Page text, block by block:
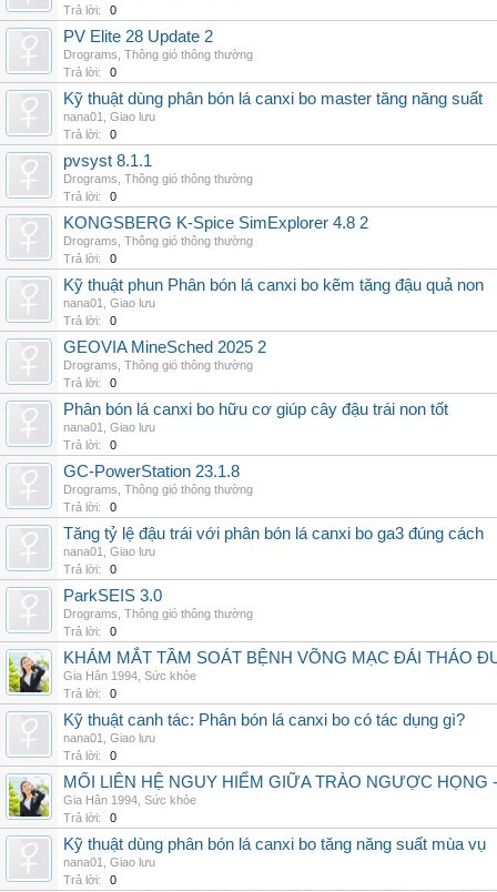
Trả lời:
0
PV Elite 28 Update 2
Drograms Thông gió thông thường
Trả lời:
0
Kỹ thuật dùng phân bón lá canxi bo master tăng năng suất
nana01
Giao lưu
Trả lời:
0
pvsyst 8.1.1
Drograms Thông gió thông thường
Trả lời:
0
KONGSBERG K-Spice SimExplorer 4.8 2
Drograms Thông gió thông thường
Trả lời:
0
Kỹ thuật phun Phân bón lá canxi bo kẽm tăng đậu quả non
nana01
Giao lưu
Trả lời:
0
GEOVIA MineSched 2025 2
Drograms Thông gió thông thường
Trả lời:
0
Phân bón lá canxi bo hữu cơ giúp cây đậu trái non tốt
nana01
Giao lưu
Trả lời:
0
GC-PowerStation 23.1.8
Drograms Thông gió thông thường
Trả lời:
0
Tăng tỷ lệ đậu trái với phân bón lá canxi bo ga3 đúng cách
nana01
Giao lưu
Trả lời:
0
ParkSEIS 3.0
Drograms Thông gió thông thường
Trả lời:
0
KHÁM MẮT TẦM SOÁT BỆNH VÕNG MẠC ĐÁI THÁO
Gia Hân 1994 Sức khỏe
Trả lời:
0
Kỹ thuật canh tác: Phân bón lá canxi bo có tác dụng gì?
nana01
Giao lưu
Trả lời:
0
MỐI LIÊN HỆ NGUY HIỂM GIỮA TRÀO NGƯỢC
Gia Hân 1994 Sức khỏe
Trả lời:
0
Kỹ thuật dùng phân bón lá canxi bo tăng năng suất mùa vụ
nana01
Giao lưu
Trả lời:
0